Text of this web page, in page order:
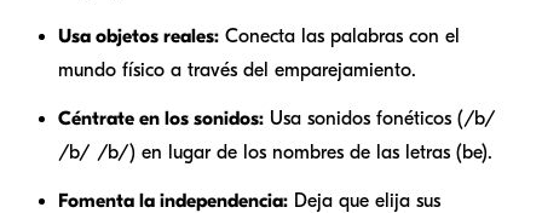
Usa objetos reales: Conecta las palabras con el
mundo físico a través del emparejamiento.
Céntrate en los sonidos: Usa sonidos fonéticos (/b/
/b/ /b/) en lugar de los nombres de las letras (be).
Fomenta la independencia: Deja que elija sus